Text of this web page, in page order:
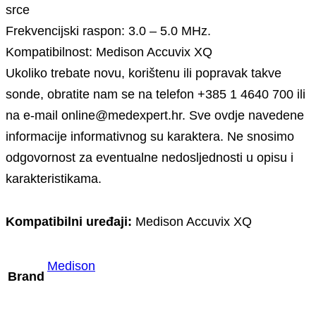
srce
Frekvencijski raspon: 3.0 – 5.0 MHz.
Kompatibilnost: Medison Accuvix XQ
Ukoliko trebate novu, korištenu ili popravak takve
sonde, obratite nam se na telefon +385 1 4640 700 ili
na e-mail online@medexpert.hr. Sve ovdje navedene
informacije informativnog su karaktera. Ne snosimo
odgovornost za eventualne nedosljednosti u opisu i
karakteristikama.
Kompatibilni uređaji: Medison Accuvix XQ
Brand
Medison